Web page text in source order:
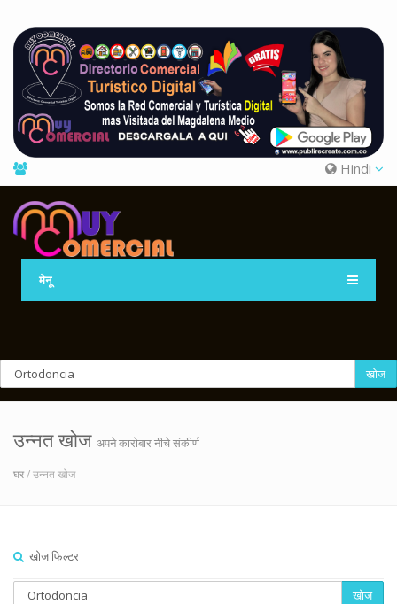
Hindi
मेनू
खोज
उन्नत खोज अपने कारोबार नीचे संकीर्ण
घर/ उन्नत खोज
खोज फिल्टर
खोज